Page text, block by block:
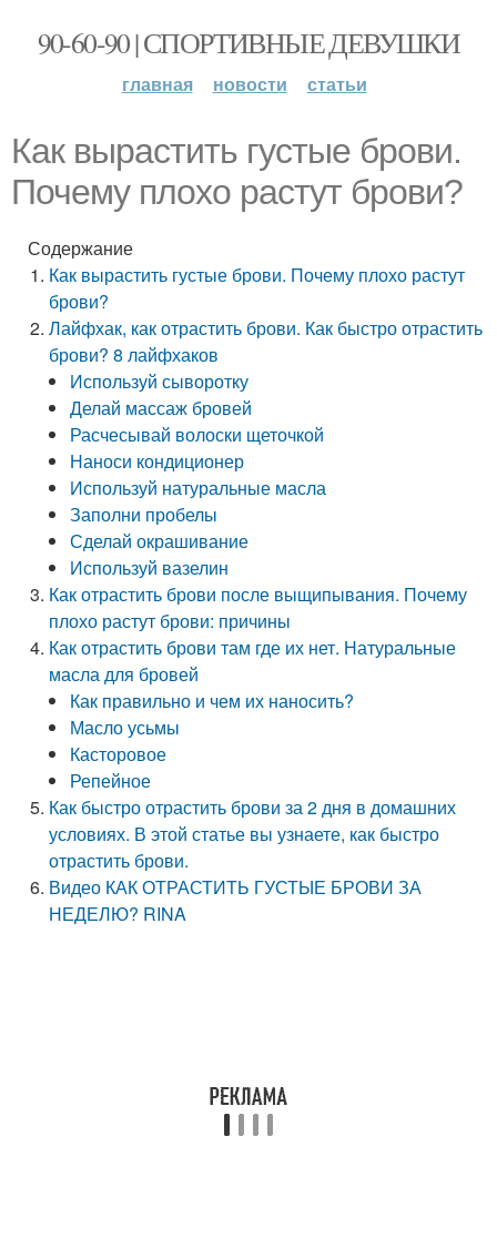
90-60-90 | СПОРТИВНЫЕ ДЕВУШКИ
главная новости статьи
Как вырастить густые брови.
Почему плохо растут брови?
Содержание
Как вырастить густые брови. Почему плохо растут
брови?
Лайфхак, как отрастить брови. Как быстро отрастить
брови? 8 лайфхаков
Используй сыворотку
Делай массаж бровей
Расчесывай волоски щеточкой
Наноси кондиционер
Используй натуральные масла
Заполни пробелы
Сделай окрашивание
Используй вазелин
Как отрастить брови после выщипывания. Почему
плохо растут брови: причины
Как отрастить брови там где их нет. Натуральные
масла для бровей
Как правильно и чем их наносить?
Масло усьмы
Касторовое
Репейное
Как быстро отрастить брови за 2 дня в домашних
условиях. В этой статье вы узнаете, как быстро
отрастить брови.
Видео КАК ОТРАСТИТЬ ГУСТЫЕ БРОВИ ЗА
НЕДЕЛЮ? RINA